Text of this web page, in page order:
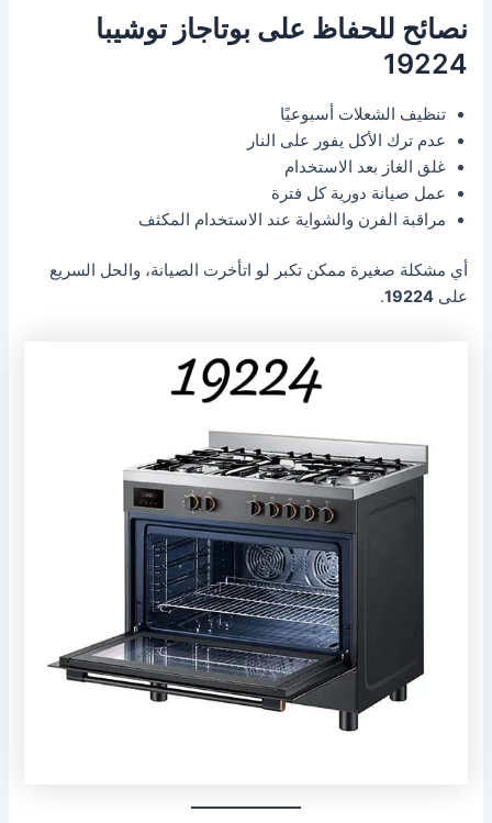
نصائح للحفاظ على بوتاجاز توشيبا
19224
تنظيف الشعلات أسبوعيًا
عدم ترك الأكل يفور على النار
غلق الغاز بعد الاستخدام
عمل صيانة دورية كل فترة
مراقبة الفرن والشواية عند الاستخدام المكثف
أي مشكلة صغيرة ممكن تكبر لو اتأخرت الصيانة، والحل السريع
على19224
.